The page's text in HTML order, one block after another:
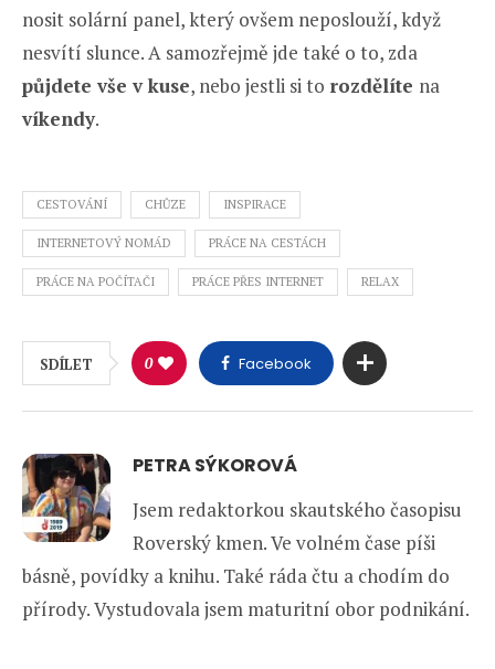
nosit solární panel, který ovšem neposlouží, když
nesvítí slunce. A samozřejmě jde také o to, zda
půjdete vše v kuse, nebo jestli si to rozdělíte na
víkendy.
CESTOVÁNÍ CHŮZE INSPIRACE
INTERNETOVÝ NOMÁD PRÁCE NA CESTÁCH
PRÁCE NA POČÍTAČI PRÁCE PŘES INTERNET RELAX
SDÍLET 0 Facebook
PETRA SÝKOROVÁ
Jsem redaktorkou skautského časopisu
Roverský kmen. Ve volném čase píši
básně, povídky a knihu. Také ráda čtu a chodím do
přírody. Vystudovala jsem maturitní obor podnikání.